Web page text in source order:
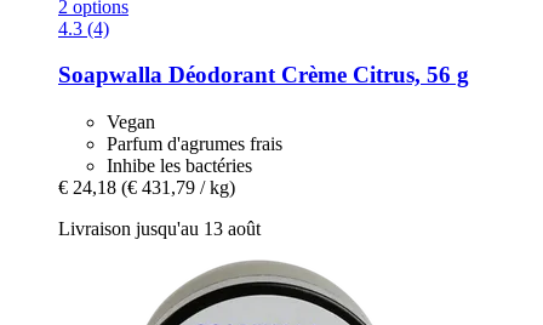
2 options
4.3 (4)
Soapwalla Déodorant Crème Citrus, 56 g
Vegan
Parfum d'agrumes frais
Inhibe les bactéries
€ 24,18 (€ 431,79 / kg)
Livraison jusqu'au 13 août